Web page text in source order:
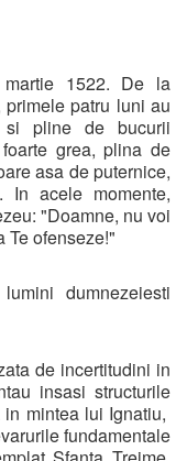
1522. De la
patru luni au
pline de bucurii
grea, plina de
asa de puternice,
In acele momente,
"Doamne, nu voi
Te ofenseze!"
dumnezeiesti
de incertitudini in
insasi structurile
mintea lui Ignatiu,
fundamentale